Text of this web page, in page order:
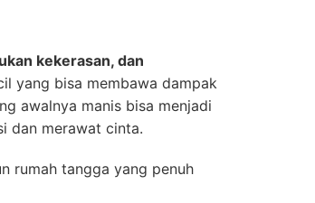
kekerasan, dan
yang bisa membawa dampak
awalnya manis bisa menjadi
dan merawat cinta.
rumah tangga yang penuh